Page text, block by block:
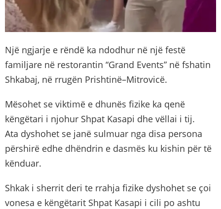
Një ngjarje e rëndë ka ndodhur në një festë
familjare në restorantin “Grand Events” në fshatin
Shkabaj, në rrugën Prishtinë–Mitrovicë.
Mësohet se viktimë e dhunës fizike ka qenë
këngëtari i njohur Shpat Kasapi dhe vëllai i tij.
Ata dyshohet se janë sulmuar nga disa persona
përshirë edhe dhëndrin e dasmës ku kishin për të
kënduar.
Shkak i sherrit deri te rrahja fizike dyshohet se çoi
vonesa e këngëtarit Shpat Kasapi i cili po ashtu